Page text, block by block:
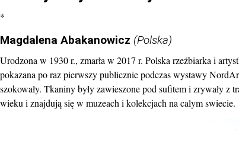
*
Magdalena Abakanowicz (Polska)
Urodzona w 1930 r., zmarła w 2017 r. Polska rzeźbiarka i
pokazana po raz pierwszy publicznie podczas wystawy
szokowały. Tkaniny były zawieszone pod sufitem i zrywały
wieku i znajdują się w muzeach i kolekcjach na calym swiecie.